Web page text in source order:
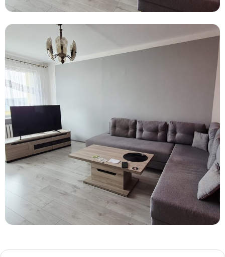
Zobacz wszystkie